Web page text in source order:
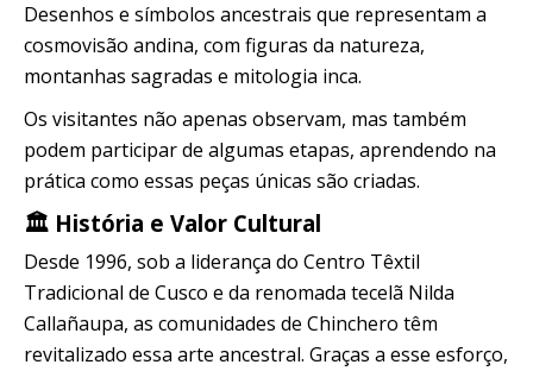
Desenhos e símbolos ancestrais que representam a
cosmovisão andina, com figuras da natureza,
montanhas sagradas e mitologia inca.
Os visitantes não apenas observam, mas também
podem participar de algumas etapas, aprendendo na
prática como essas peças únicas são criadas.
🏛️ História e Valor Cultural
Desde 1996, sob a liderança do Centro Têxtil
Tradicional de Cusco e da renomada tecelã Nilda
Callañaupa, as comunidades de Chinchero têm
revitalizado essa arte ancestral. Graças a esse esforço,